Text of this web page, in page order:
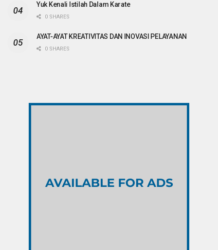
Yuk Kenali Istilah Dalam Karate
0 SHARES
AYAT-AYAT KREATIVITAS DAN INOVASI PELAYANAN
0 SHARES